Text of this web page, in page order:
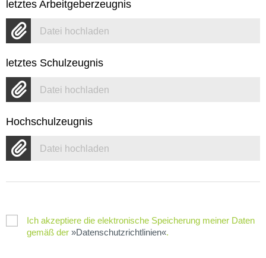
letztes Arbeitgeberzeugnis
Datei hochladen
letztes Schulzeugnis
Datei hochladen
Hochschulzeugnis
Datei hochladen
Ich akzeptiere die elektronische Speicherung meiner Daten
gemäß der
Datenschutzrichtlinien .